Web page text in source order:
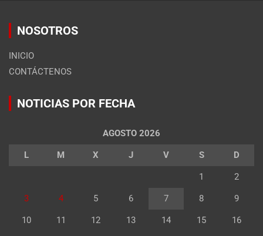
NOSOTROS
INICIO
CONTÁCTENOS
NOTICIAS POR FECHA
AGOSTO 2026
L M X J V S D
1 2
3 4 5 6 7 8 9
10 11 12 13 14 15 16